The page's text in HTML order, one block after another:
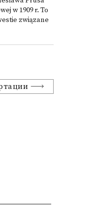
w 1909 r. To
związane